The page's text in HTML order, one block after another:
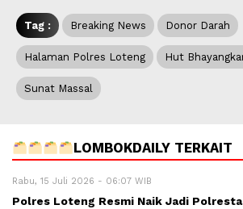
Tag : Breaking News Donor Darah
Halaman Polres Loteng Hut
Sunat Massal
LOMBOKDAILY TERKAIT
Rabu, 15 Juli 2026 - 06:07 WIB
Polres Loteng Resmi Naik Jadi